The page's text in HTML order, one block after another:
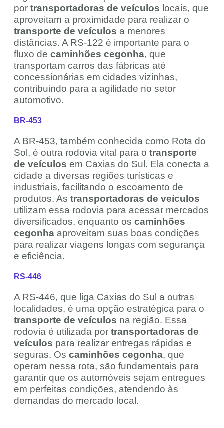
por transportadoras de veículos locais, que
aproveitam a proximidade para realizar o
transporte de veículos a menores
distâncias. A RS-122 é importante para o
fluxo de caminhões cegonha, que
transportam carros das fábricas até
concessionárias em cidades vizinhas,
contribuindo para a agilidade no setor
automotivo.
BR-453
A BR-453, também conhecida como Rota do
Sol, é outra rodovia vital para o transporte
de veículos em Caxias do Sul. Ela conecta a
cidade a diversas regiões turísticas e
industriais, facilitando o escoamento de
produtos. As transportadoras de veículos
utilizam essa rodovia para acessar mercados
diversificados, enquanto os caminhões
cegonha aproveitam suas boas condições
para realizar viagens longas com segurança
e eficiência.
RS-446
A RS-446, que liga Caxias do Sul a outras
localidades, é uma opção estratégica para o
transporte de veículos na região. Essa
rodovia é utilizada por transportadoras de
veículos para realizar entregas rápidas e
seguras. Os caminhões cegonha, que
operam nessa rota, são fundamentais para
garantir que os automóveis sejam entregues
em perfeitas condições, atendendo às
demandas do mercado local.